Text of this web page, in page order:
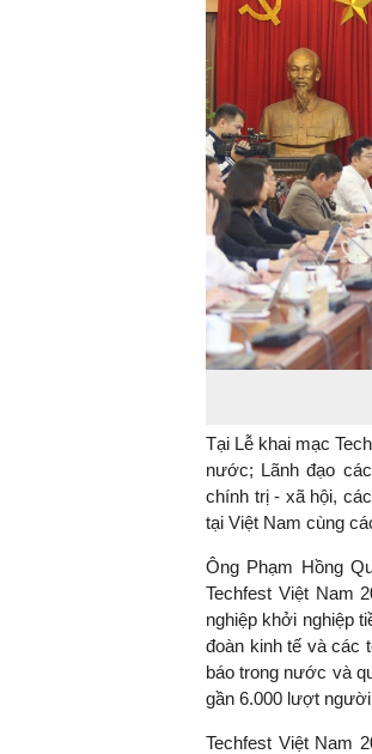
Tại Lễ khai mạc
nước; Lãnh đạo
chính trị - xã hội,
tại Việt Nam cùng
Ông Phạm Hồng
Techfest Việt Nam
nghiệp khởi nghiệp
đoàn kinh tế và các
báo trong nước và
gần 6.000 lượt
Techfest Việt Nam